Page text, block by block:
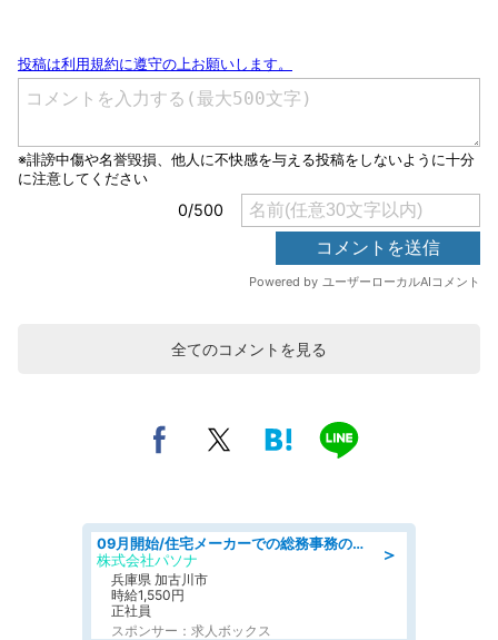
全てのコメントを見る
＞
09月開始/住宅メーカーでの総務事務のお仕事/駅近/車通勤可/一般事務/人事労務
株式会社パソナ
兵庫県 加古川市
時給1,550円
正社員
スポンサー：求人ボックス